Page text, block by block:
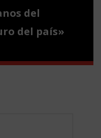
del
del país»